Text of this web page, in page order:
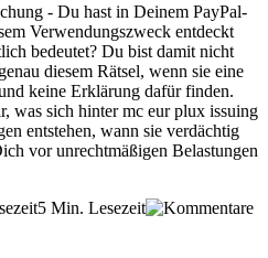
- Du hast in Deinem PayPal-
Verwendungszweck entdeckt
bedeutet? Du bist damit nicht
diesem Rätsel, wenn sie eine
keine Erklärung dafür finden.
was sich hinter mc eur plux issuing
entstehen, wann sie verdächtig
vor unrechtmäßigen Belastungen
5 Min. Lesezeit